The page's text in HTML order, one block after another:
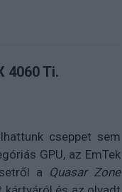
4060 Ti.
cseppet sem
GPU, az EmTek
a Quasar Zone